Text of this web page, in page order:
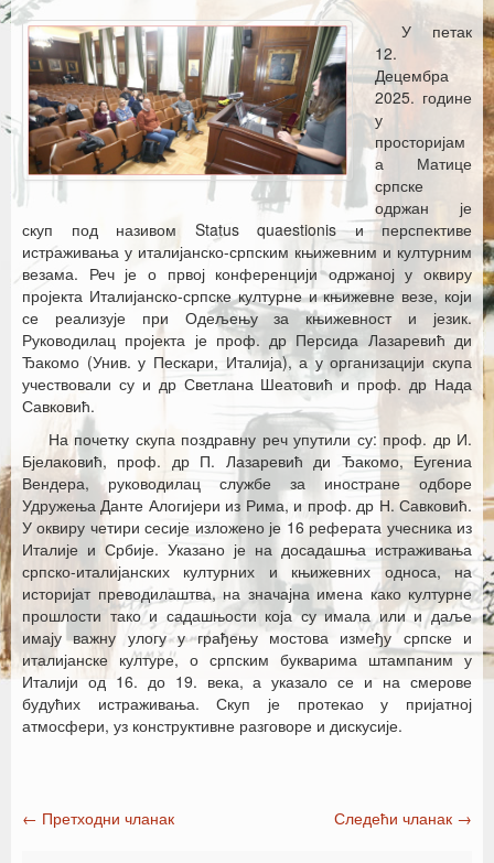
Матица српска
Научна одељења
Каталог издања
Летопис Матице српске
Гласник Матице српске
Е–издања
Вести
Најаве
У петак
12.
Децембра
2025. године
у
просторијам
а Матице
српске
одржан је
скуп под називом Status quaestionis и перспективе
истраживања у италијанско-српским књижевним и културним
везама. Реч је о првој конференцији одржаној у оквиру
пројекта Италијанско-српске културне и књижевне везе, који
се реализује при Одељењу за књижевност и језик.
Руководилац пројекта је проф. др Персида Лазаревић ди
Ђакомо (Унив. у Пескари, Италија), а у организацији скупа
учествовали су и др Светлана Шеатовић и проф. др Нада
Савковић.
На почетку скупа поздравну реч упутили су: проф. др И.
Бјелаковић, проф. др П. Лазаревић ди Ђакомо, Еугениа
Вендера, руководилац службе за иностране одборе
Удружења Данте Алогијери из Рима, и проф. др Н. Савковић.
У оквиру четири сесије изложено је 16 реферата учесника из
Италије и Србије. Указано је на досадашња истраживања
српско-италијанских културних и књижевних односа, на
историјат преводилаштва, на значајна имена како културне
прошлости тако и садашњости која су имала или и даље
имају важну улогу у грађењу мостова између српске и
италијанске културе, о српским букварима штампаним у
Италији од 16. до 19. века, а указало се и на смерове
будућих истраживања. Скуп је протекао у пријатној
атмосфери, уз конструктивне разговоре и дискусије.
Post navigation
Следећи чланак →
← Претходни чланак